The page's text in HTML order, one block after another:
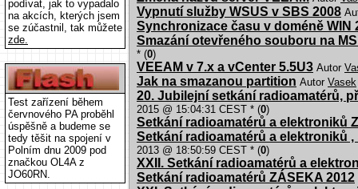
podívat, jak to vypadalo
na akcích, kterých jsem
se zúčastnil, tak můžete
zde.
Test zařízení během
červnového PA proběhl
úspěšně a budeme se
tedy těšit na spojení v
Polním dnu 2009 pod
značkou OL4A z
JO60RN.
Vypnutí služby WSUS v SBS 2008
Synchronizace času v doméně WIN
Smazání otevřeného souboru na
* (0)
VEEAM v 7.x a vCenter 5.5U3 Autor
Jak na smazanou partition Autor Vasek
20. Jubilejní setkání radioamatérů,
2015 @ 15:04:31 CEST * (0)
Setkání radioamatérů a elektroniků
Setkání radioamatérů a elektroniků
2013 @ 18:50:59 CEST * (0)
XXII. Setkání radioamatérů a
Setkání radioamatérů ZÁSEKA 2012